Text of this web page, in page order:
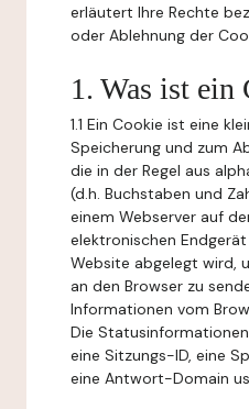
erläutert Ihre Rechte
oder Ablehnung der
1. Was ist ein
1.1 Ein Cookie ist eine
Speicherung und zum
die in der Regel aus
(d.h. Buchstaben und
einem Webserver auf
elektronischen
Website abgelegt wird,
an den Browser zu
Informationen vom
Die
eine Sitzungs-ID, eine
eine Antwort-Domain